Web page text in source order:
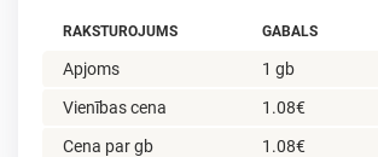
RAKSTUROJUMS GABALS
Apjoms 1 gb
Vienības cena
1.08€
Cena par gb
1.08€